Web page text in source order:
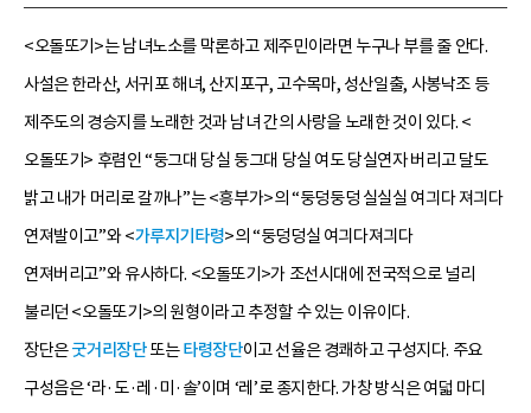
<오돌또기>는 남녀노소를 막론하고 제주민이라면 누구나 부를 줄 안다.
사설은 한라산, 서귀포 해녀, 산지포구, 고수목마, 성산일출, 사봉낙조 등
제주도의 경승지를 노래한 것과 남녀 간의 사랑을 노래한 것이 있다. <
오돌또기> 후렴인 “둥그대 당실 둥그대 당실 여도 당실연자 버리고 달도
밝고 내가 머리로 갈까나”는 <흥부가>의 “둥덩둥덩 실실실 여긔다 져긔다
연져발이고”와 <가루지기타령>의 “둥덩덩실 여긔다져긔다
연져버리고”와 유사하다. <오돌또기>가 조선시대에 전국적으로 널리
불리던 <오돌또기>의 원형이라고 추정할 수 있는 이유이다.
장단은굿거리장단또는타령장단이고 선율은 경쾌하고 구성지다. 주요
구성음은 ‘라·도·레·미·솔’이며 ‘레’로 종지한다. 가창 방식은 여덟 마디